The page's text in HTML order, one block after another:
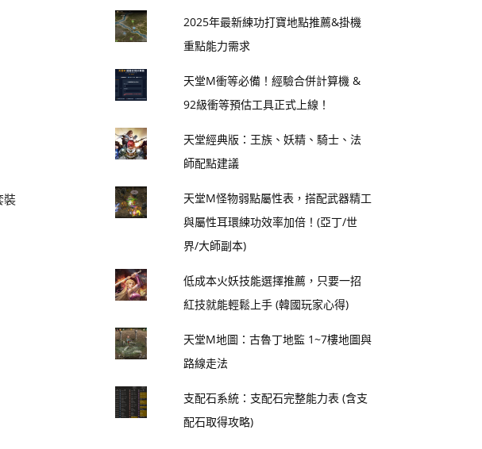
裝
2025年最新練功打寶地點推薦&掛機
重點能力需求
天堂M衝等必備！經驗合併計算機 &
92級衝等預估工具正式上線！
天堂經典版：王族、妖精、騎士、法
師配點建議
天堂M怪物弱點屬性表，搭配武器精工
與屬性耳環練功效率加倍！(亞丁/世
界/大師副本)
低成本火妖技能選擇推薦，只要一招
紅技就能輕鬆上手 (韓國玩家心得)
天堂M地圖：古魯丁地監 1~7樓地圖與
路線走法
支配石系統：支配石完整能力表 (含支
配石取得攻略)